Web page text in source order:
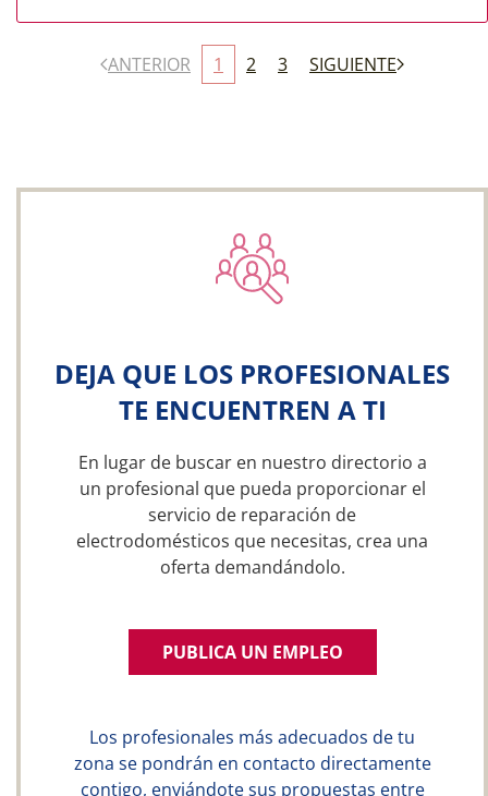
ANTERIOR 1 2 3 SIGUIENTE
DEJA QUE LOS PROFESIONALES
TE ENCUENTREN A TI
En lugar de buscar en nuestro directorio a
un profesional que pueda proporcionar el
servicio de reparación de
electrodomésticos que necesitas, crea una
oferta demandándolo.
PUBLICA UN EMPLEO
Los profesionales más adecuados de tu
zona se pondrán en contacto directamente
contigo, enviándote sus propuestas entre